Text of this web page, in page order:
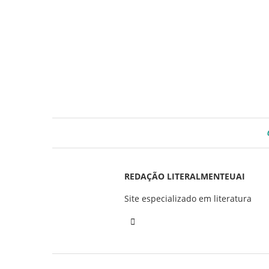
REDAÇÃO LITERALMENTEUAI
Site especializado em literatura